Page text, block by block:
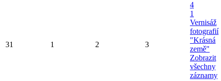
31 1 2 3
4
1
Vernisáž
fotografií
"Krásná
země"
Zobrazit
všechny
záznamy